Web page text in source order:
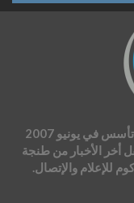
في يونيو 2007
أخر الأخبار من طنجة
للإعلام والإتصال.